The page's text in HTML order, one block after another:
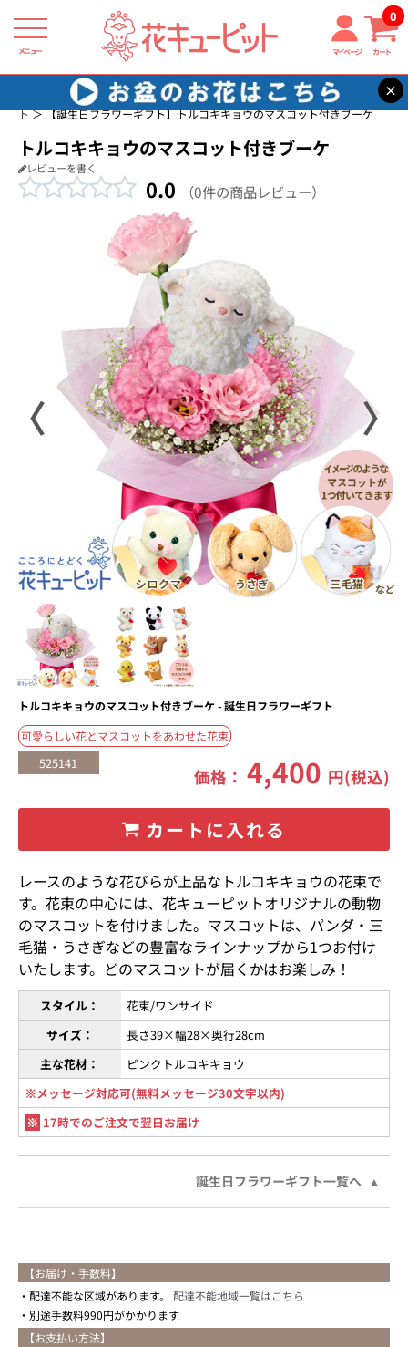
メニュー マイページ カート
0
×
花キューピット
誕生日に贈る花・花束・アレンジメントのフラワーギフ
ト
【誕生日フラワーギフト】トルコキキョウのマスコット付きブーケ
トルコキキョウのマスコット付きブーケ
レビューを書く
0.0 （0件の商品レビュー）
〈 〉
トルコキキョウのマスコット付きブーケ - 誕生日フラワーギフト
可愛らしい花とマスコットをあわせた花束
525141
価格：4,400 円(税込)
カートに入れる
レースのような花びらが上品なトルコキキョウの花束で
す。花束の中心には、花キューピットオリジナルの動物
のマスコットを付けました。マスコットは、パンダ・三
毛猫・うさぎなどの豊富なラインナップから1つお付け
いたします。どのマスコットが届くかはお楽しみ！
スタイル：
花束/ワンサイド
サイズ：
長さ39×幅28×奥行28cm
主な花材：
ピンクトルコキキョウ
※メッセージ対応可(無料メッセージ30文字以内)
※ 17時でのご注文で翌日お届け
誕生日フラワーギフト一覧へ
【お届け・手数料】
配達不能な区域があります。 配達不能地域一覧はこちら
別途手数料990円がかかります
【お支払い方法】